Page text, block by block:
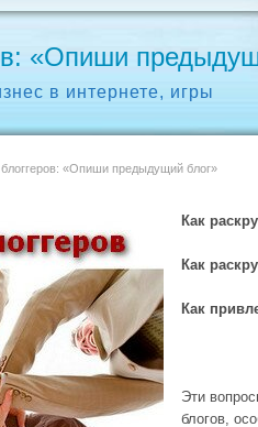
«Опиши
в интернете, игры
блоггеров: «Опиши предыдущий блог»
Как
Как
Как
Эти
блогов,